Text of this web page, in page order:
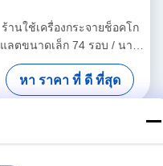
ร้านใช้เครื่องกระจายช็อคโก
แลตขนาดเล็ก 74 รอบ / นาที
20L
หา ราคา ที่ ดี ที่สุด